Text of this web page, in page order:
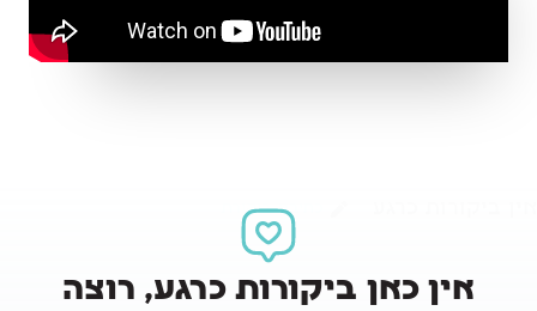
כתיבת ביקורת
אין כאן ביקורות כרגע, רוצה